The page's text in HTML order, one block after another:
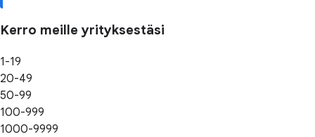
Kerro meille yrityksestäsi
1-19
20-49
50-99
100-999
1000-9999